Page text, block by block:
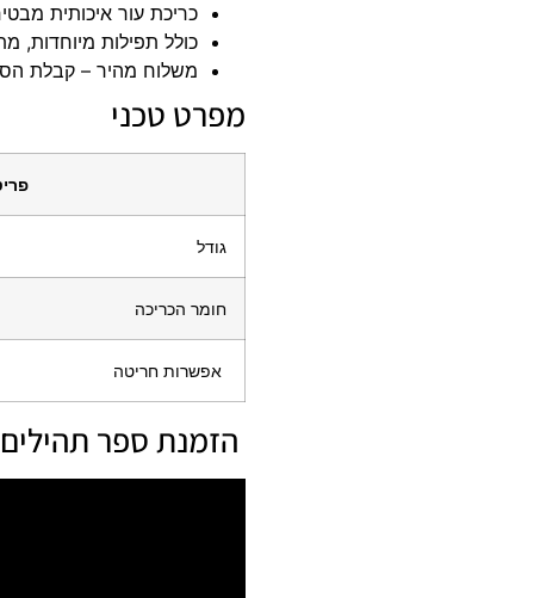
כריכת עור איכותית
כולל תפילות מיוחדות,
משלוח מהיר – קבלת
מפרט טכני
גודל
חומר הכריכה
️ אפשרות חריטה
הזמנת ספר